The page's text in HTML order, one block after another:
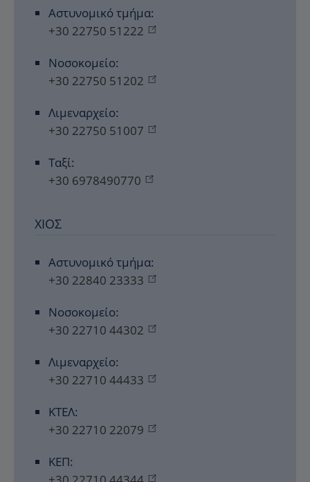
Αστυνομικό τμήμα:
+30 22750 51222
Νοσοκομείο:
+30 22750 51202
Λιμεναρχείο:
+30 22750 51007
Ταξί:
+30 6978490770
ΧΊΟΣ
Αστυνομικό τμήμα:
+30 22840 23333
Νοσοκομείο:
+30 22710 44302
Λιμεναρχείο:
+30 22710 44433
ΚΤΕΛ:
+30 22710 22079
ΚΕΠ: